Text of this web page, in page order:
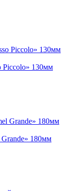
Piccolo» 130мм
180мм